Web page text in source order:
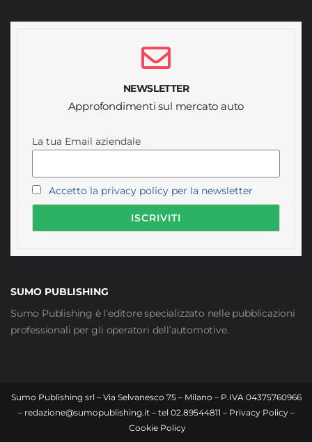
NEWSLETTER
Approfondimenti sul mercato auto
La tua Email aziendale
Accetto la privacy policy per la newsletter
SUMO PUBLISHING
Sumo Publishing è l’editore specializzato nelle pubblicazioni
professionali per gli operatori dell’automotive.
Sumo Publishing srl – Via Selvanesco 75 – Milano – P.IVA 04375760966
– redazione@sumopublishing.it– tel 02.89544811 – Privacy Policy–
Cookie Policy